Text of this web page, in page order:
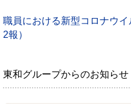
職員における新型コロナウ
2報）
東和グループからのお知らせ